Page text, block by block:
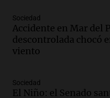
tras condiciones
Panorama Federal
Episodios
Audio.
cuando el padre
Educar entre todos
Sociedad
Accidente en Mar del
descontrolada chocó
viento
Sociedad
El Niño: el Senado